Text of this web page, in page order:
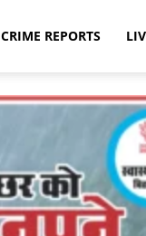
CRIME REPORTS